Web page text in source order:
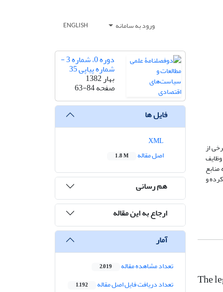
ورود به سامانه ENGLISH
از
و
The
دوره 0، شماره 3 -
شماره پیاپی 35
بهار 1382
صفحه63-84
فایل ها
اصل مقاله
1.8 M
هم رسانی
ارجاع به این مقاله
آمار
تعداد مشاهده مقاله 2,019
تعداد دریافت فایل اصل مقاله 1,192